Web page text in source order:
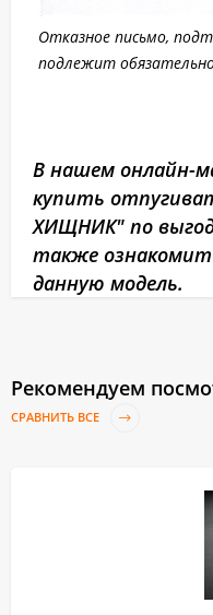
Отказное письмо,
подлежит
В нашем онлайн-
купить
ХИЩНИК" по
также
данную модель.
Рекомендуем
СРАВНИТЬ ВСЕ